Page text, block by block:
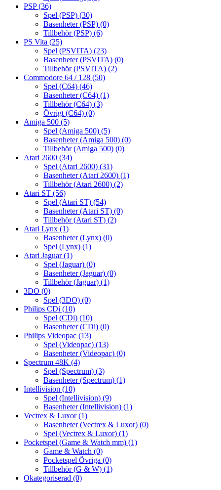
PSP(36)
Spel (PSP) (30)
Basenheter (PSP) (0)
Tillbehör (PSP) (6)
PS Vita (25)
Spel (PSVITA) (23)
Basenheter (PSVITA) (0)
Tillbehör (PSVITA) (2)
Commodore 64 / 128 (50)
Spel (C64) (46)
Basenheter (C64) (1)
Tillbehör (C64) (3)
Övrigt (C64) (0)
Amiga 500 (5)
Spel (Amiga 500) (5)
Basenheter (Amiga 500) (0)
Tillbehör (Amiga 500) (0)
Atari 2600 (34)
Spel (Atari 2600) (31)
Basenheter (Atari 2600) (1)
Tillbehör (Atari 2600) (2)
Atari ST (56)
Spel (Atari ST) (54)
Basenheter (Atari ST) (0)
Tillbehör (Atari ST) (2)
Atari Lynx (1)
Basenheter (Lynx) (0)
Spel (Lynx) (1)
Atari Jaguar(1)
Spel (Jaguar) (0)
Basenheter (Jaguar) (0)
Tillbehör (Jaguar) (1)
3DO (0)
Spel (3DO) (0)
Philips CDi (10)
Spel (CDi) (10)
Basenheter (CDi) (0)
Philips Videopac (13)
Spel (Videopac) (13)
Basenheter (Videopac) (0)
Spectrum 48K (4)
Spel (Spectrum) (3)
Basenheter (Spectrum) (1)
Intellivision (10)
Spel (Intellivision) (9)
Basenheter (Intellivision) (1)
Vectrex & Luxor(1)
Basenheter (Vectrex & Luxor) (0)
Spel (Vectrex & Luxor) (1)
Pocketspel (Game & Watch mm) (1)
Game & Watch (0)
Pocketspel Övriga (0)
Tillbehör (G & W) (1)
Okategoriserad (0)